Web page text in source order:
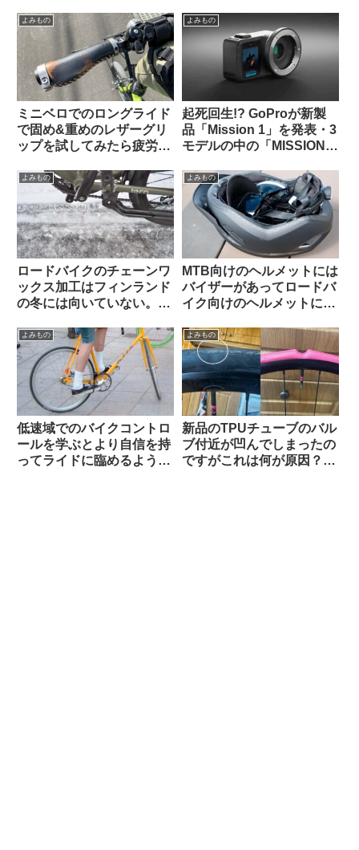
は解決策あり】
（海外掲示板から）
よみもの
ミニベロでのロングライド
で固め&重めのレザーグリ
ップを試してみたら疲労が
CYCLE GRIP】
よみもの
起死回生!? GoProが新製
品「Mission 1」を発表・3
モデルの中の「MISSION 1
でm43対応。でもこれって
誰向けのカメラなの？（海
外掲示板から）
よみもの
ロードバイクのチェーンワ
ックス加工はフィンランド
の冬には向いていない。大
でも弱い？（海外掲示板か
ら）
よみもの
MTB向けのヘルメットには
バイザーがあってロードバ
イク向けのヘルメットにな
示板から）
よみもの
低速域でのバイクコントロ
ールを学ぶとより自信を持
ってライドに臨めるように
よみもの
新品のTPUチューブのバル
ブ付近が凹んでしまったの
ですがこれは何が原因？